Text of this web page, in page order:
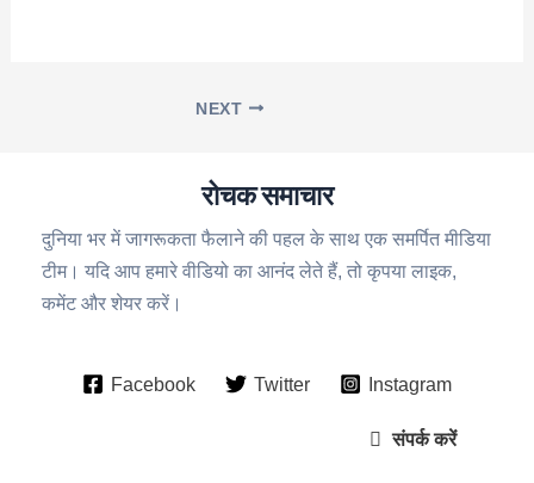
NEXT
रोचक समाचार
दुनिया भर में जागरूकता फैलाने की पहल के साथ एक समर्पित मीडिया
टीम। यदि आप हमारे वीडियो का आनंद लेते हैं, तो कृपया लाइक,
कमेंट और शेयर करें।
Facebook Twitter Instagram
संपर्क करें